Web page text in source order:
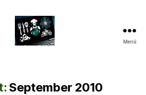
Menü
September 2010